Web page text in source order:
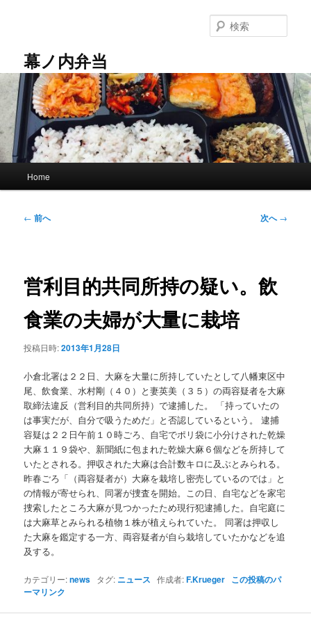
テ
ン
へ
移
動
幕ノ内弁当
索
Home
投
ゲ
ー
ョ
ン
← 前へ 次へ→
営利目的共同所持の疑い。飲
食業の夫婦が大量に栽培
投稿日時:2013年1月28日
小倉北署は２２日、大麻を大量に所持していたとして八幡東区中
尾、飲食業、水村剛（４０）と妻英美（３５）の両容疑者を大麻
取締法違反（営利目的共同所持）で逮捕した。 「持っていたの
は事実だが、自分で吸うためだ」と否認しているという。 逮捕
容疑は２２日午前１０時ごろ、自宅でポリ袋に小分けされた乾燥
大麻１１９袋や、新聞紙に包まれた乾燥大麻６個などを所持して
いたとされる。押収された大麻は合計数キロに及ぶとみられる。
昨春ごろ「（両容疑者が）大麻を栽培し密売しているのでは」と
の情報が寄せられ、同署が捜査を開始。この日、自宅などを家宅
捜索したところ大麻が見つかったため現行犯逮捕した。自宅庭に
は大麻草とみられる植物１株が植えられていた。 同署は押収し
た大麻を鑑定する一方、両容疑者が自ら栽培していたかなどを追
及する。
カテゴリー:news タグ: ニュース 作成者:F.Krueger この投稿のパ
ーマリンク